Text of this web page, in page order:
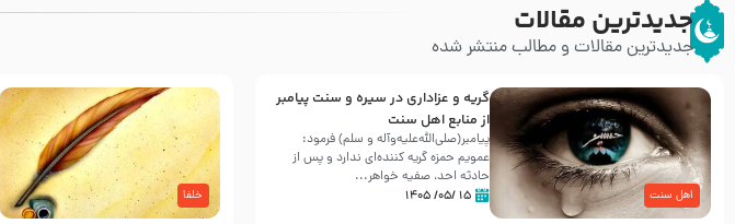
جدیدترین مقالات
جدیدترین مقالات و مطالب منتشر شده
اهل سنت
گریه و عزاداری در سیره و سنت پیامبر
از منابع اهل سنت
پیامبر(صلی‌الله‌علیه‌وآله و سلم) فرمود:
عمویم حمزه گریه کننده‌ای ندارد و پس از
حادثه احد، صفیه خواهر...
۱۵ /۰۵/ ۱۴۰۵ خلفا